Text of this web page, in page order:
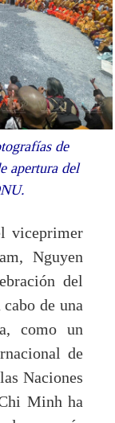
de
apertura del
viceprimer
Nguyen
del
de una
como un
de
Naciones
Minh ha